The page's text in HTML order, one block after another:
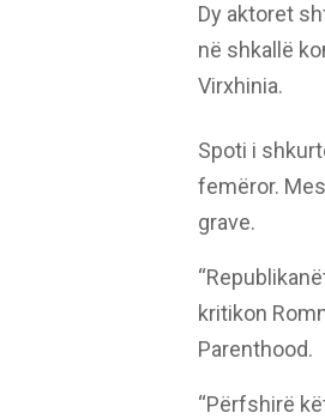
Dy aktoret
në shkallë
Virxhinia.
Spoti i
femëror.
grave.
kritikon
Parenthood.
“Përfshirë